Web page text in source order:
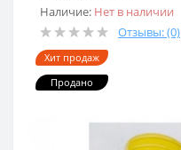
Наличие: Нет в наличии
Отзывы: (0)
Хит продаж
Продано